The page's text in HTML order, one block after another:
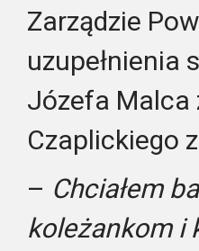
Zarządzie
uzupełnienia
Józefa Malca
Czaplickiego
– Chciałem
koleżankom i